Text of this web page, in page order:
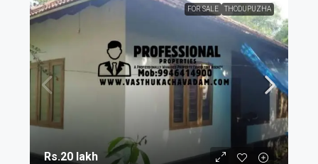
FOR SALE THODUPUZHA
Rs.20 lakh